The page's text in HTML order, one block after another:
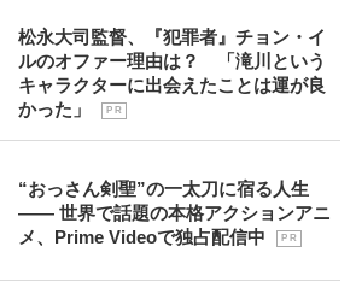
松永大司監督、『犯罪者』チョン・イ
ルのオファー理由は？ 「滝川という
キャラクターに出会えたことは運が良
かった」
P R
“おっさん剣聖”の一太刀に宿る人生
―― 世界で話題の本格アクションアニ
メ、Prime Videoで独占配信中
P R